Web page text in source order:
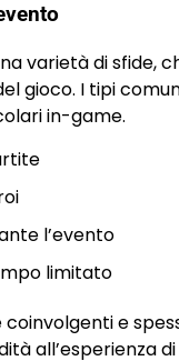
varietà di
gioco. I tipi
in-game.
l’evento
limitato
e
all’esperienza di